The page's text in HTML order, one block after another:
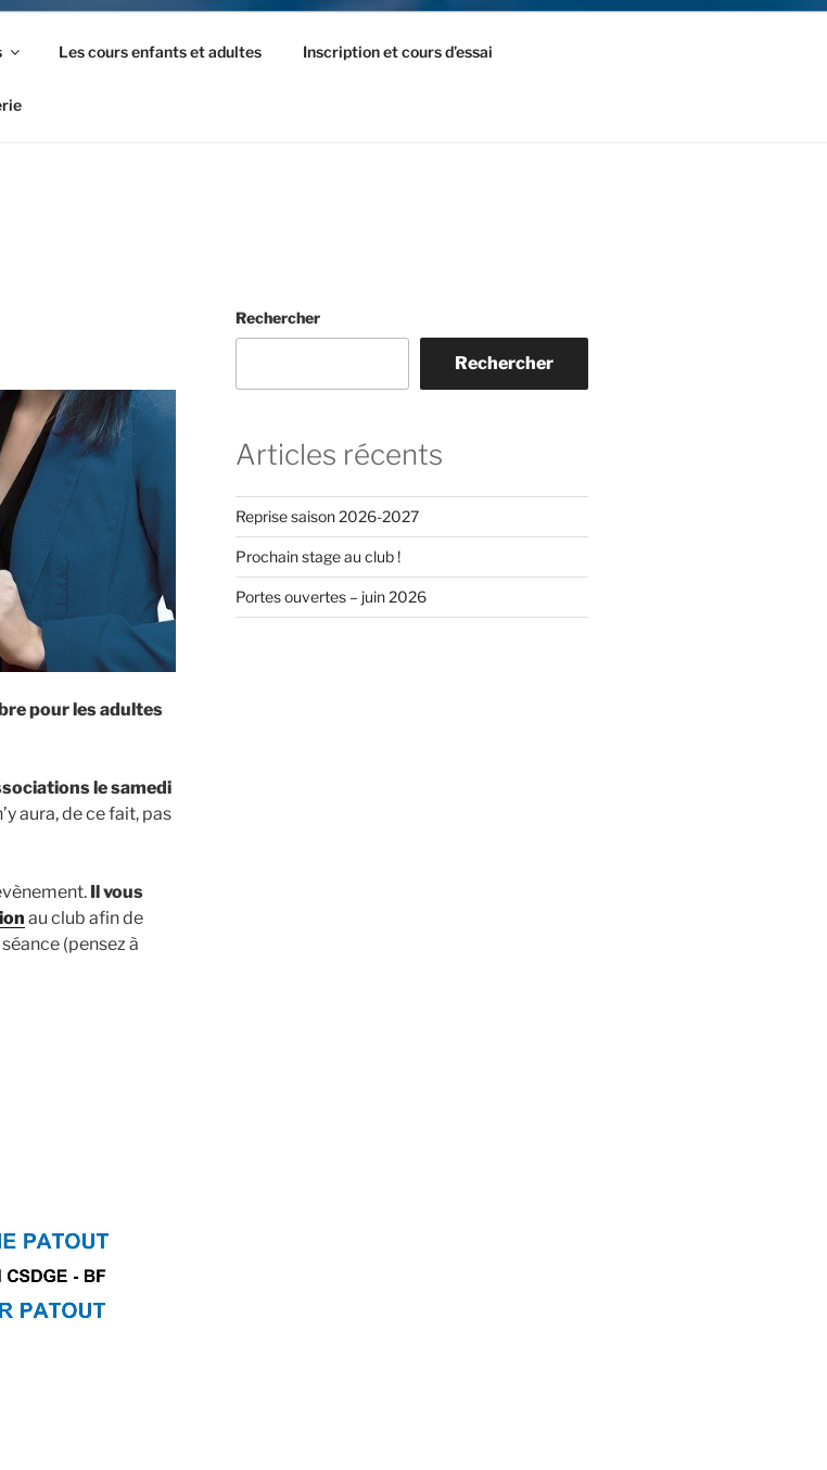
Les cours enfants et adultes Inscription et cours d’essai
pour les adultes
le samedi
aura, de ce fait, pas
Il vous
au club afin de
(pensez à
Rechercher
Rechercher
Articles récents
Reprise saison 2026-2027
Prochain stage au club !
Portes ouvertes – juin 2026